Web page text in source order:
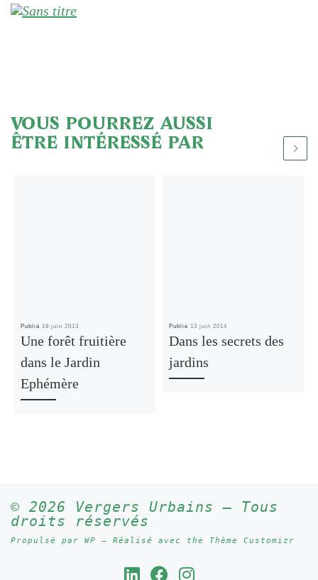
VOUS POURREZ AUSSI
ÊTRE INTÉRESSÉ PAR
Publié 18 juin 2013
Une forêt fruitière
dans le Jardin
Ephémère
Publié 13 juin 2014
Dans les secrets des
jardins
© 2026 Vergers Urbains – Tous
droits réservés
Propulsé par WP – Réalisé avec the Thème Customizr